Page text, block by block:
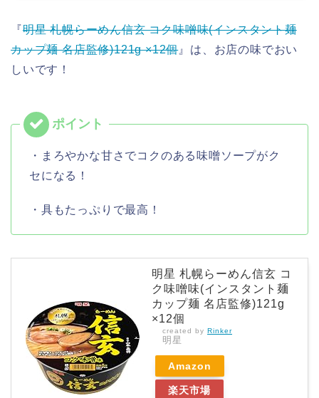
『明星 札幌らーめん信玄 コク味噌味(インスタント麺
カップ麺 名店監修)121g ×12個』は、お店の味でおい
しいです！
・まろやかな甘さでコクのある味噌ソープがク
セになる！
・具もたっぷりで最高！
明星 札幌らーめん信玄 コ
ク味噌味(インスタント麺
カップ麺 名店監修)121g
×12個
created by Rinker
明星
Amazon
楽天市場